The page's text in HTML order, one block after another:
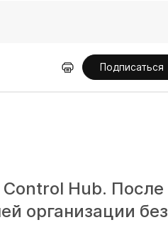
Подписаться
Hub. После
организации без